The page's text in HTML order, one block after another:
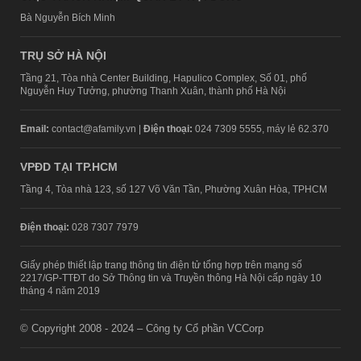
Bà Nguyễn Bích Minh
TRỤ SỞ HÀ NỘI
Tầng 21, Tòa nhà Center Building, Hapulico Complex, Số 01, phố
Nguyễn Huy Tưởng, phường Thanh Xuân, thành phố Hà Nội
Email: contact@afamily.vn | Điện thoại: 024 7309 5555, máy lẻ 62.370
VPĐD TẠI TP.HCM
Tầng 4, Tòa nhà 123, số 127 Võ Văn Tần, Phường Xuân Hòa, TPHCM
Điện thoại: 028 7307 7979
Giấy phép thiết lập trang thông tin điện tử tổng hợp trên mạng số
2217/GP-TTĐT do Sở Thông tin và Truyền thông Hà Nội cấp ngày 10
tháng 4 năm 2019
© Copyright 2008 - 2024 – Công ty Cổ phần VCCorp